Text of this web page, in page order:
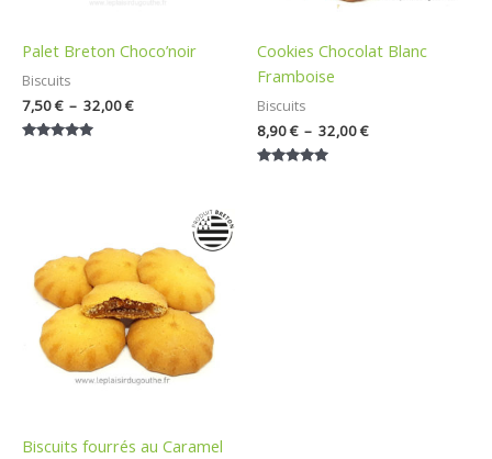
Palet Breton Choco’noir
Biscuits
7,50€ – 32,00€
Cookies Chocolat Blanc
Framboise
Biscuits
8,90€ – 32,00€
Biscuits fourrés au Caramel
prix :
7,50 €
à
32,00 €